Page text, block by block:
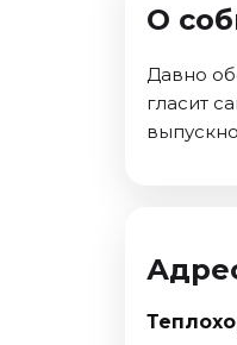
Октябрь 2026
Сентябрь 2026
Сентябрь 2026
Октябрь 2026
О
Давно
гласит